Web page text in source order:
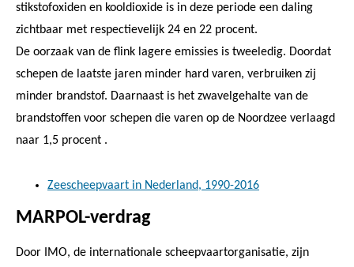
stikstofoxiden en kooldioxide is in deze periode een daling
zichtbaar met respectievelijk 24 en 22 procent.
De oorzaak van de flink lagere emissies is tweeledig. Doordat
schepen de laatste jaren minder hard varen, verbruiken zij
minder brandstof. Daarnaast is het zwavelgehalte van de
brandstoffen voor schepen die varen op de Noordzee verlaagd
naar 1,5 procent .
Zeescheepvaart in Nederland, 1990-2016
MARPOL-verdrag
Door IMO, de internationale scheepvaartorganisatie, zijn